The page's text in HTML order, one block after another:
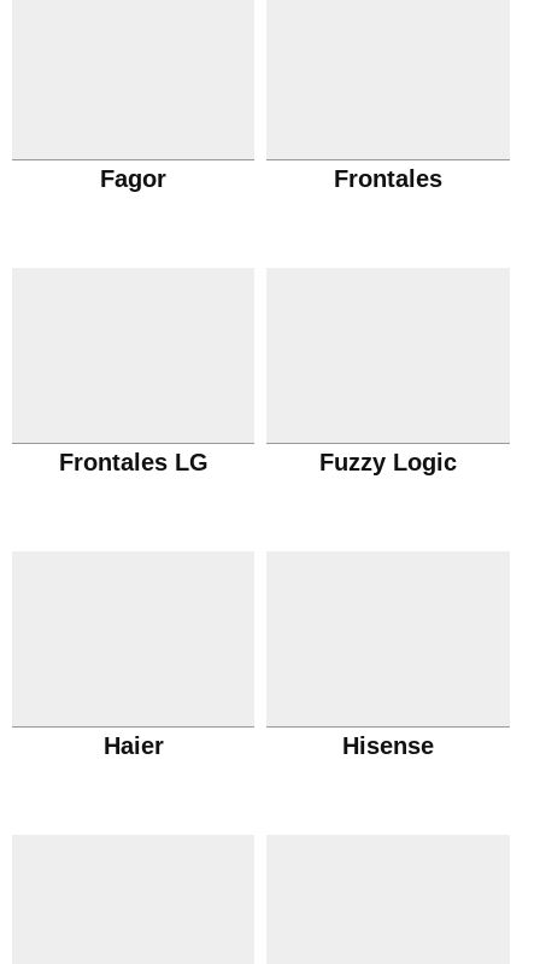
Fagor Frontales
Frontales LG Fuzzy Logic
Haier Hisense